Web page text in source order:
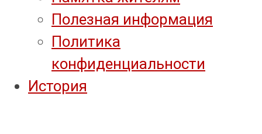
Полезная информация
Политика
конфиденциальности
История